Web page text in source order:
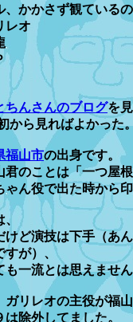
、かかさず観ている
オ
ちんさんのブログを
から見ればよかった
福山市の出身です。
君のことは「一つ屋根
ゃん役で出た時から
けど演技は下手（あ
すが）、
も一流とは思えませ
ガリレオの主役が福
除外してました。